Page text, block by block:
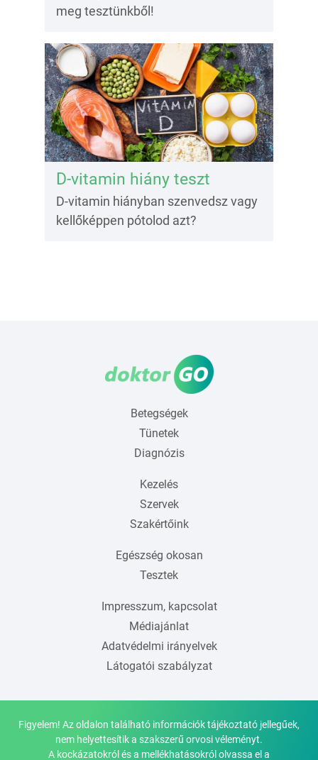
meg tesztünkből!
D-vitamin hiány teszt
D-vitamin hiányban szenvedsz vagy
kellőképpen pótolod azt?
Betegségek
Tünetek
Diagnózis
Kezelés
Szervek
Szakértőink
Egészség okosan
Tesztek
Impresszum, kapcsolat
Médiajánlat
Adatvédelmi irányelvek
Látogatói szabályzat
Figyelem! Az oldalon található információk tájékoztató jellegűek,
nem helyettesítik a szakszerű orvosi véleményt.
A kockázatokról és a mellékhatásokról olvassa el a